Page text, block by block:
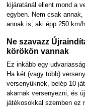
kijáratánál ellent mond a
egyben. Nem csak
annak is, aki épp 250 km/
Ne szavazz
körökön vannak
Ez inkább egy
Ha két (vagy több)
versenyüknek, belép 10
akarnak versenyezni, és
játékosokkal szemben ez